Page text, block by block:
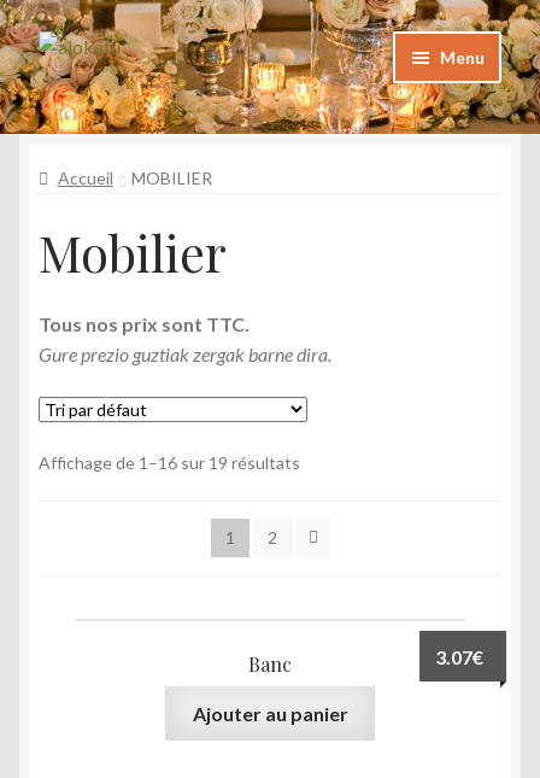
Aller
à
la
navigation
Aller
au
contenu
Menu
Catalogue
Maiz egiten diren galderak
Argazkiak
Contact
Kontaktua
Accueil MOBILIER
Mobilier
Tous nos prix sont TTC.
Gure prezio guztiak zergak barne dira.
Affichage de 1–16 sur 19 résultats
1 2
Banc 3.07€
Ajouter au panier